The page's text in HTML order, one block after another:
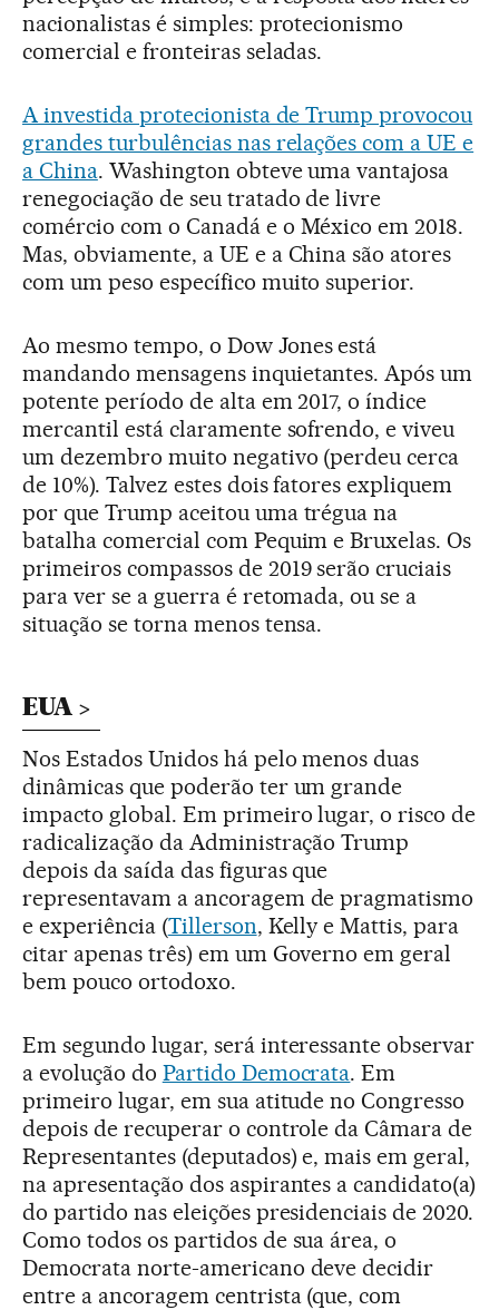
nacionalistas é simples: protecionismo
comercial e fronteiras seladas.
A investida protecionista de Trump provocou
grandes turbulências nas relações com a UE e
a China. Washington obteve uma vantajosa
renegociação de seu tratado de livre
comércio com o Canadá e o México em 2018.
Mas, obviamente, a UE e a China são atores
com um peso específico muito superior.
Ao mesmo tempo, o Dow Jones está
mandando mensagens inquietantes. Após um
potente período de alta em 2017, o índice
mercantil está claramente sofrendo, e viveu
um dezembro muito negativo (perdeu cerca
de 10%). Talvez estes dois fatores expliquem
por que Trump aceitou uma trégua na
batalha comercial com Pequim e Bruxelas. Os
primeiros compassos de 2019 serão cruciais
para ver se a guerra é retomada, ou se a
situação se torna menos tensa.
EUA
Nos Estados Unidos há pelo menos duas
dinâmicas que poderão ter um grande
impacto global. Em primeiro lugar, o risco de
radicalização da Administração Trump
depois da saída das figuras que
representavam a ancoragem de pragmatismo
e experiência (Tillerson, Kelly e Mattis, para
citar apenas três) em um Governo em geral
bem pouco ortodoxo.
Em segundo lugar, será interessante observar
a evolução do Partido Democrata. Em
primeiro lugar, em sua atitude no Congresso
depois de recuperar o controle da Câmara de
Representantes (deputados) e, mais em geral,
na apresentação dos aspirantes a candidato(a)
do partido nas eleições presidenciais de 2020.
Como todos os partidos de sua área, o
Democrata norte-americano deve decidir
entre a ancoragem centrista (que, com